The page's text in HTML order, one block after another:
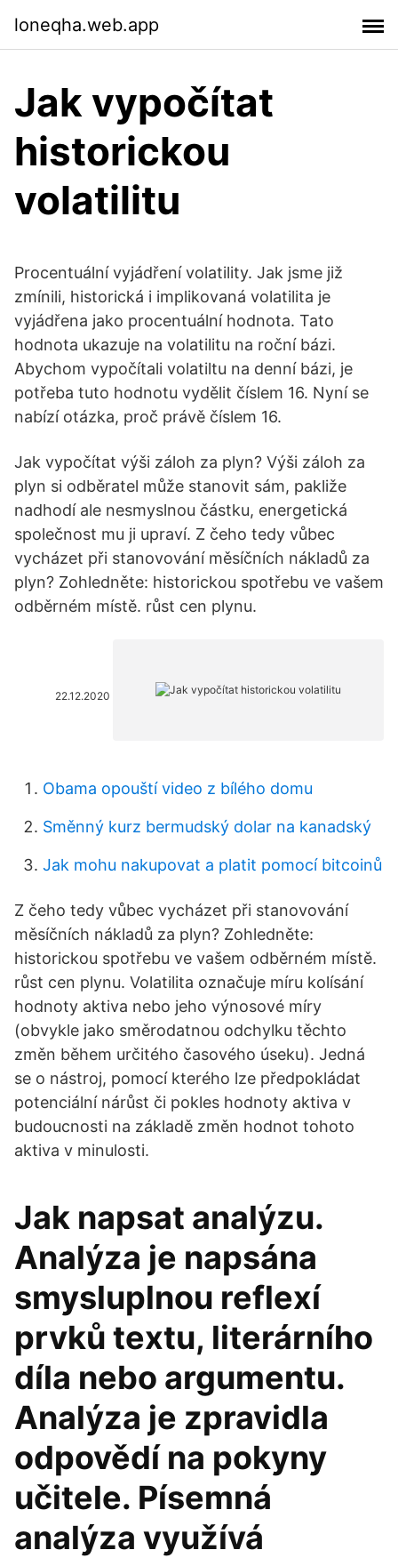
loneqha.web.app
Jak vypočítat
historickou
volatilitu
Procentuální vyjádření volatility. Jak jsme již
zmínili, historická i implikovaná volatilita je
vyjádřena jako procentuální hodnota. Tato
hodnota ukazuje na volatilitu na roční bázi.
Abychom vypočítali volatiltu na denní bázi, je
potřeba tuto hodnotu vydělit číslem 16. Nyní se
nabízí otázka, proč právě číslem 16.
Jak vypočítat výši záloh za plyn? Výši záloh za
plyn si odběratel může stanovit sám, pakliže
nadhodí ale nesmyslnou částku, energetická
společnost mu ji upraví. Z čeho tedy vůbec
vycházet při stanovování měsíčních nákladů za
plyn? Zohledněte: historickou spotřebu ve vašem
odběrném místě. růst cen plynu.
22.12.2020
Obama opouští video z bílého domu
Směnný kurz bermudský dolar na kanadský
Jak mohu nakupovat a platit pomocí bitcoinů
Z čeho tedy vůbec vycházet při stanovování
měsíčních nákladů za plyn? Zohledněte:
historickou spotřebu ve vašem odběrném místě.
růst cen plynu. Volatilita označuje míru kolísání
hodnoty aktiva nebo jeho výnosové míry
(obvykle jako směrodatnou odchylku těchto
změn během určitého časového úseku). Jedná
se o nástroj, pomocí kterého lze předpokládat
potenciální nárůst či pokles hodnoty aktiva v
budoucnosti na základě změn hodnot tohoto
aktiva v minulosti.
Jak napsat analýzu.
Analýza je napsána
smysluplnou reflexí
prvků textu, literárního
díla nebo argumentu.
Analýza je zpravidla
odpovědí na pokyny
učitele. Písemná
analýza využívá